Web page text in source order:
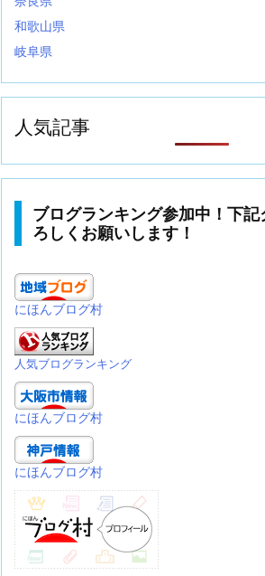
和歌山県
岐阜県
人気記事
ブログランキング参加中！下記
ろしくお願いします！
にほんブログ村
人気ブログランキング
にほんブログ村
にほんブログ村